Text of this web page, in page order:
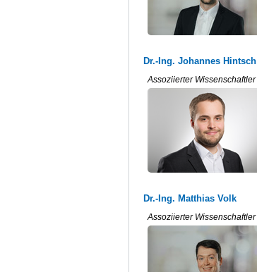
Dr.-Ing. Johannes Hintsch
Assoziierter Wissenschaftler
Dr.-Ing. Matthias Volk
Assoziierter Wissenschaftler